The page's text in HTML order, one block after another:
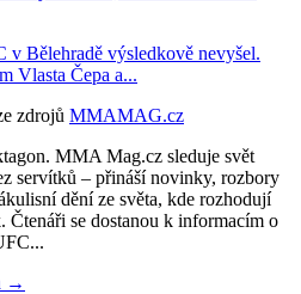
Bělehradě výsledkově nevyšel.
Vlasta Čepa a...
zdrojů MMAMAG.cz
MMA Mag.cz sleduje svět
servítků – přináší novinky, rozbory
dění ze světa, kde rozhodují
se dostanou k informacím o
→